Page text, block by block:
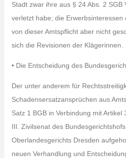
Stadt zwar ihre aus § 24 Abs. 2 SGB
verletzt habe; die Erwerbsinteressen
von dieser Amtspflicht aber nicht
sich die Revisionen der Klägerinnen.
• Die Entscheidung des
Der unter anderem für
Schadensersatzansprüchen aus
Satz 1 BGB in Verbindung mit Artikel
III. Zivilsenat des
Oberlandesgerichts Dresden
neuen Verhandlung und